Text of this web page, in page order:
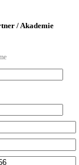
/ Akademie